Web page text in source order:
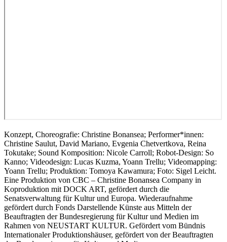
Konzept, Choreografie: Christine Bonansea; Performer*innen:
Christine Saulut, David Mariano, Evgenia Chetvertkova, Reina
Tokutake; Sound Komposition: Nicole Carroll; Robot-Design: So
Kanno; Videodesign: Lucas Kuzma, Yoann Trellu; Videomapping:
Yoann Trellu; Produktion: Tomoya Kawamura; Foto: Sigel Leicht.
Eine Produktion von CBC – Christine Bonansea Company in
Koproduktion mit DOCK ART, gefördert durch die
Senatsverwaltung für Kultur und Europa. Wiederaufnahme
gefördert durch Fonds Darstellende Künste aus Mitteln der
Beauftragten der Bundesregierung für Kultur und Medien im
Rahmen von NEUSTART KULTUR. Gefördert vom Bündnis
Internationaler Produktionshäuser, gefördert von der Beauftragten